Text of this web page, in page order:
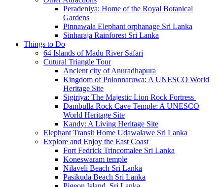
Peradeniya: Home of the Royal Botanical
Gardens
Pinnawala Elephant orphanage Sri Lanka
Sinharaja Rainforest Sri Lanka
Things to Do
64 Islands of Madu River Safari
Cutural Triangle Tour
Ancient city of Anuradhapura
Kingdom of Polonnaruwa: A UNESCO World
Heritage Site
Sigiriya: The Majestic Lion Rock Fortress
Dambulla Rock Cave Temple: A UNESCO
World Heritage Site
Kandy: A Living Heritage Site
Elephant Transit Home Udawalawe Sri Lanka
Explore and Enjoy the East Coast
Fort Fedrick Trincomalee Sri Lanka
Koneswaram temple
Nilaveli Beach Sri Lanka
Pasikuda Beach Sri Lanka